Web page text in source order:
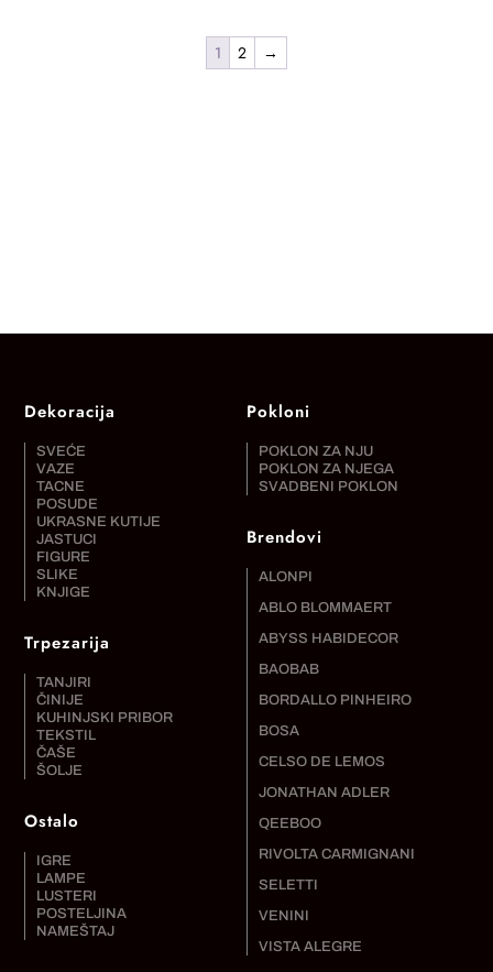
1 2 →
Dekoracija
SVEĆE
VAZE
TACNE
POSUDE
UKRASNE KUTIJE
JASTUCI
FIGURE
SLIKE
KNJIGE
Trpezarija
TANJIRI
ČINIJE
KUHINJSKI PRIBOR
TEKSTIL
ČAŠE
ŠOLJE
Ostalo
IGRE
LAMPE
LUSTERI
POSTELJINA
NAMEŠTAJ
Pokloni
POKLON ZA NJU
POKLON ZA NJEGA
SVADBENI POKLON
Brendovi
ALONPI
ABLO BLOMMAERT
ABYSS HABIDECOR
BAOBAB
BORDALLO PINHEIRO
BOSA
CELSO DE LEMOS
JONATHAN ADLER
QEEBOO
RIVOLTA CARMIGNANI
SELETTI
VENINI
VISTA ALEGRE